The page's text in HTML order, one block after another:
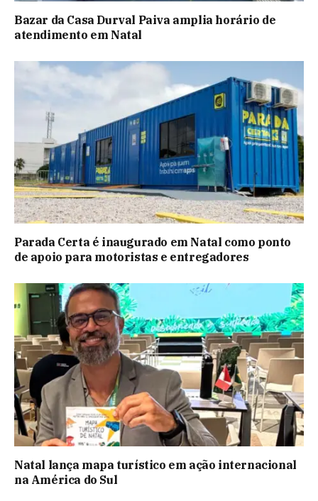
Bazar da Casa Durval Paiva amplia horário de
atendimento em Natal
Parada Certa é inaugurado em Natal como ponto
de apoio para motoristas e entregadores
Natal lança mapa turístico em ação internacional
na América do Sul